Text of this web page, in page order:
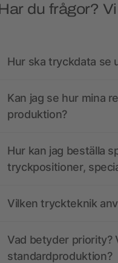
du frågor?
Hur ska tryckdata se
Kan jag se hur mina
produktion?
Hur kan jag beställa
tryckpositioner,
Vilken tryckteknik
Vad betyder priority?
standardproduktion?